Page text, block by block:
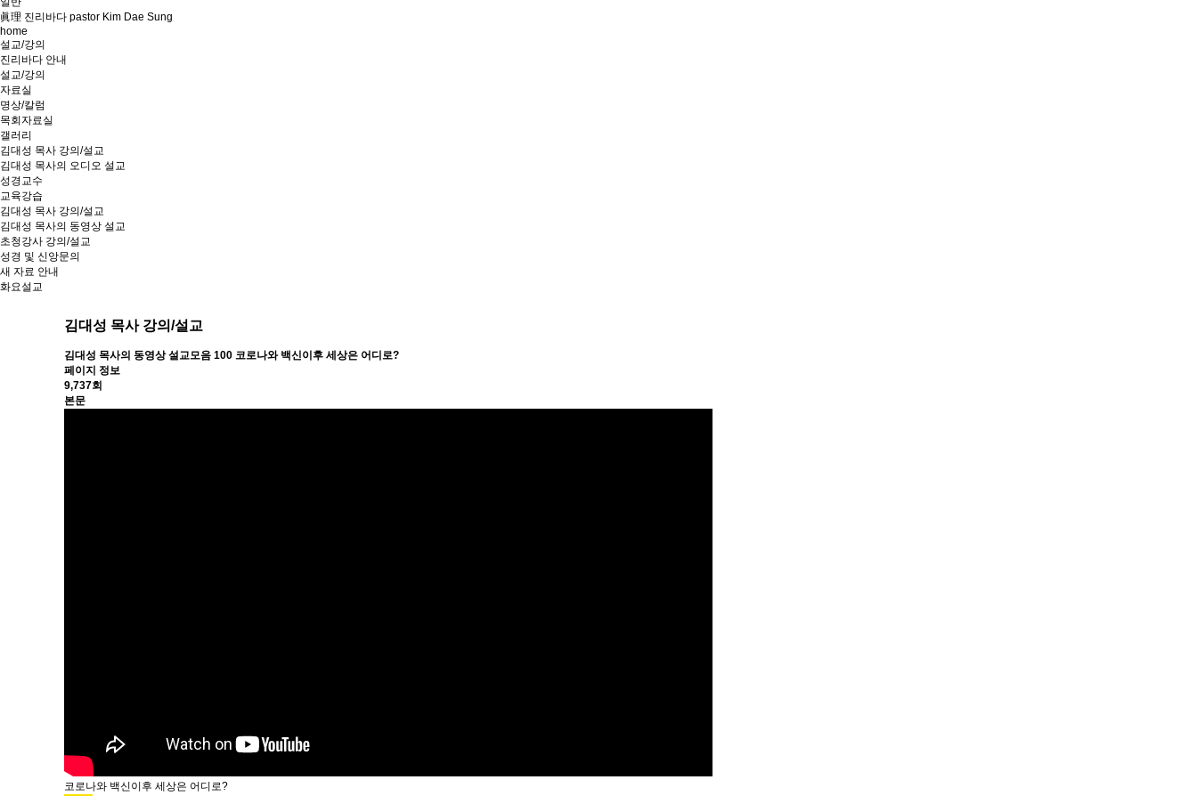
眞理 진리바다 pastor Kim Dae Sung
home
설교/강의
진리바다 안내
설교/강의
자료실
명상/칼럼
목회자료실
갤러리
김대성 목사 강의/설교
김대성 목사의 오디오 설교
성경교수
교육강습
김대성 목사 강의/설교
김대성 목사의 동영상 설교
초청강사 강의/설교
성경 및 신앙문의
새 자료 안내
화요설교
김대성 목사 강의/설교
김대성 목사의 동영상 설교모음 100 코로나와 백신이후 세상은 어디로?
페이지 정보
9,737회
본문
코로나와 백신이후 세상은 어디로?